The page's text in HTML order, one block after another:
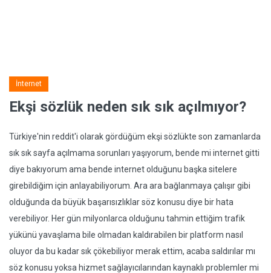
İnternet
Ekşi sözlük neden sık sık açılmıyor?
Türkiye'nin reddit'i olarak gördüğüm ekşi sözlükte son zamanlarda
sık sık sayfa açılmama sorunları yaşıyorum, bende mi internet gitti
diye bakıyorum ama bende internet olduğunu başka sitelere
girebildiğim için anlayabiliyorum. Ara ara bağlanmaya çalışır gibi
olduğunda da büyük başarısızlıklar söz konusu diye bir hata
verebiliyor. Her gün milyonlarca olduğunu tahmin ettiğim trafik
yükünü yavaşlama bile olmadan kaldırabilen bir platform nasıl
oluyor da bu kadar sık çökebiliyor merak ettim, acaba saldırılar mı
söz konusu yoksa hizmet sağlayıcılarından kaynaklı problemler mi